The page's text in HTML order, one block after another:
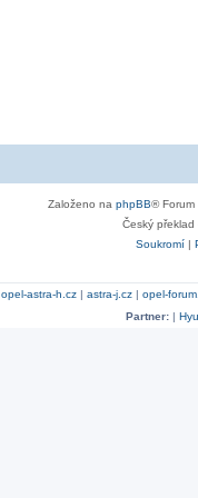
Založeno na phpBB® Forum
Český překlad
Soukromí|
opel-astra-h.cz| astra-j.cz| opel-
Partner: |